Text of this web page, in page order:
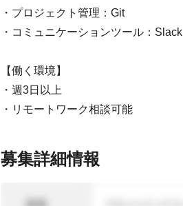
・プロジェクト管理：Git
・コミュニケーションツール：Slack
【働く環境】
・週3日以上
・リモートワーク相談可能
募集詳細情報